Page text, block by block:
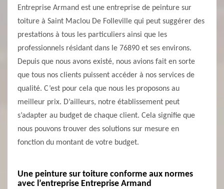
Entreprise Armand est une entreprise de peinture sur
toiture à Saint Maclou De Folleville qui peut suggérer des
prestations à tous les particuliers ainsi que les
professionnels résidant dans le 76890 et ses environs.
Depuis que nous avons existé, nous avions fait en sorte
que tous nos clients puissent accéder à nos services de
qualité. C’est pour cela que nous les proposons au
meilleur prix. D’ailleurs, notre établissement peut
s’adapter au budget de chaque client. Cela signifie que
nous pouvons trouver des solutions sur mesure en
fonction du montant de votre budget.
Une peinture sur toiture conforme aux normes
avec l’entreprise Entreprise Armand